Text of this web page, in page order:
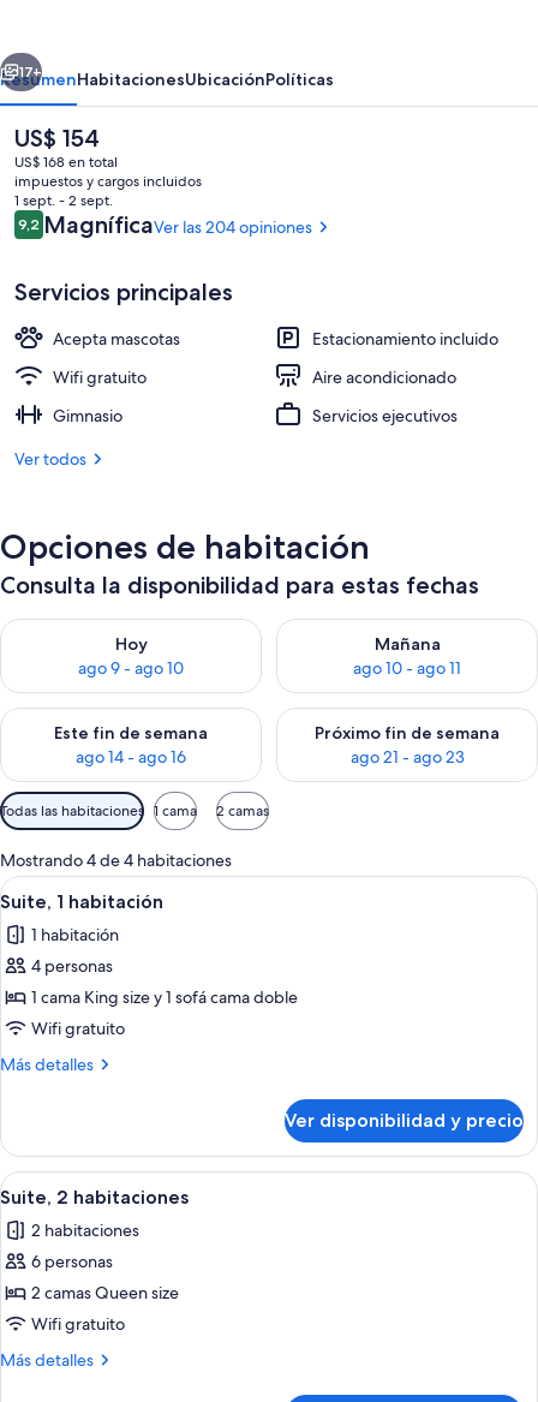
RV
Park
Áreas de la propiedad
Siguiente
17+
ResumenHabitacionesUbicaciónPolíticas
El
precio
actual
es
de
US$ 154
US$ 154
US$ 168 en total
impuestos y cargos incluidos
1 sept. - 2 sept.
Opiniones
9,29,2 de 10
MagníficaVer las 204 opiniones
Servicios principales
Acepta mascotas
Estacionamiento incluido
Wifi gratuito
Aire acondicionado
Gimnasio
Servicios ejecutivos
Ver todos
Opciones de habitación
Consulta la disponibilidad para estas fechas
Hoy
ago 9 - ago 10
Consulta la disponibilidad para hoy ago 9 - ago 10
Mañana
ago 10 - ago 11
Consulta la disponibilidad
Este fin de semana
ago 14 - ago 16
Consulta la disponibilidad para este fin de semana ago 14 -
Próximo fin de semana
ago 21 - ago 23
Consulta la disponibilidad
Filtros
disponibles
para
las
habitaciones
Todas las habitaciones 1 cama 2 camas
Mostrando 4 de 4 habitaciones
Ver
todas
las
fotos
de
Suite,
1
Un dormitorio ordenado con una
3
Suite, 1 habitación
1 habitación
4 personas
1 cama King size y 1 sofá cama doble
Wifi gratuito
Más detalles
Más
1
habitación
Ver disponibilidad y precio
Ver
todas
las
fotos
de
Suite,
2
Una sala de estar con un sofá gris,
4
Suite, 2 habitaciones
2 habitaciones
6 personas
2 camas Queen size
Wifi gratuito
Más detalles
Más